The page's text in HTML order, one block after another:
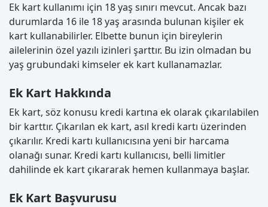
Ek kart kullanımı için 18 yaş sınırı mevcut. Ancak bazı
durumlarda 16 ile 18 yaş arasında bulunan kişiler ek
kart kullanabilirler. Elbette bunun için bireylerin
ailelerinin özel yazılı izinleri şarttır. Bu izin olmadan bu
yaş grubundaki kimseler ek kart kullanamazlar.
Ek Kart Hakkında
Ek kart, söz konusu kredi kartına ek olarak çıkarılabilen
bir karttır. Çıkarılan ek kart, asıl kredi kartı üzerinden
çıkarılır. Kredi kartı kullanıcısına yeni bir harcama
olanağı sunar. Kredi kartı kullanıcısı, belli limitler
dahilinde ek kart çıkararak hemen kullanmaya başlar.
Ek Kart Başvurusu